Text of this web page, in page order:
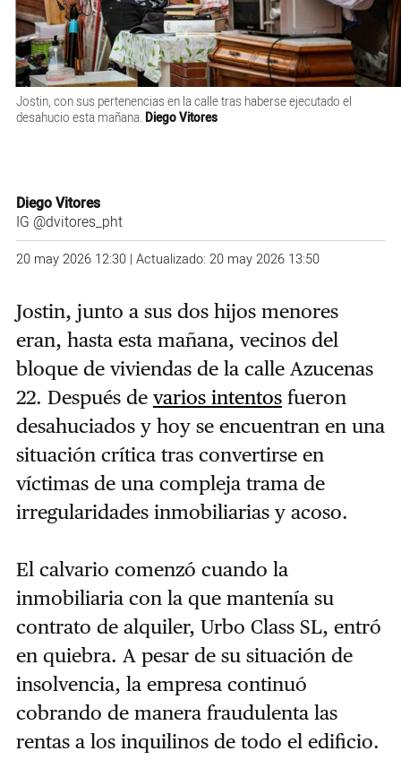
Jostin, con sus pertenencias en la calle tras haberse ejecutado el
desahucio esta mañana. Diego Vitores
Diego Vitores
IG @dvitores_pht
20 may 2026 12:30 | Actualizado: 20 may 2026 13:50
Jostin, junto a sus dos hijos menores
eran, hasta esta mañana, vecinos del
bloque de viviendas de la calle Azucenas
22. Después de varios intentosfueron
desahuciados y hoy se encuentran en una
situación crítica tras convertirse en
víctimas de una compleja trama de
irregularidades inmobiliarias y acoso.
El calvario comenzó cuando la
inmobiliaria con la que mantenía su
contrato de alquiler, Urbo Class SL, entró
en quiebra. A pesar de su situación de
insolvencia, la empresa continuó
cobrando de manera fraudulenta las
rentas a los inquilinos de todo el edificio.